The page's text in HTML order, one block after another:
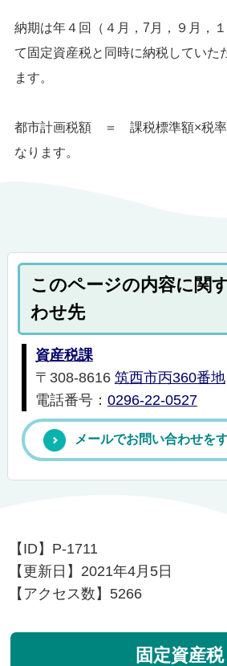
納期は年４回（４月，7月，９月，
て固定資産税と同時に納税していた
ます。
都市計画税額 ＝ 課税標準額×税
なります。
このページの内容に関
わせ先
資産税課
〒308-8616 筑西市丙360番地
電話番号： 0296-22-0527
メールでお問い合わせを
【ID】 P-1711
【更新日】 2021年4月5日
【アクセス数】 5266
固定資産税